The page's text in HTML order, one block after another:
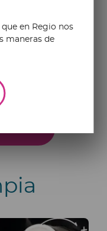
en Regio nos
maneras de